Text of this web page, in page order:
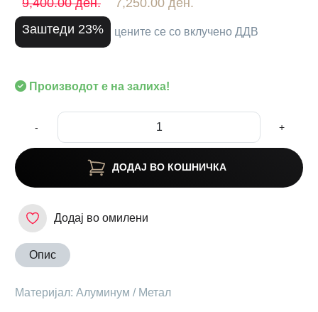
Заштеди 23%
цените се со вклучено ДДВ
Производот е на залиха!
- +
ДОДАЈ ВО КОШНИЧКА
Додај во омилени
Опис
Материјал: Алуминум / Метал